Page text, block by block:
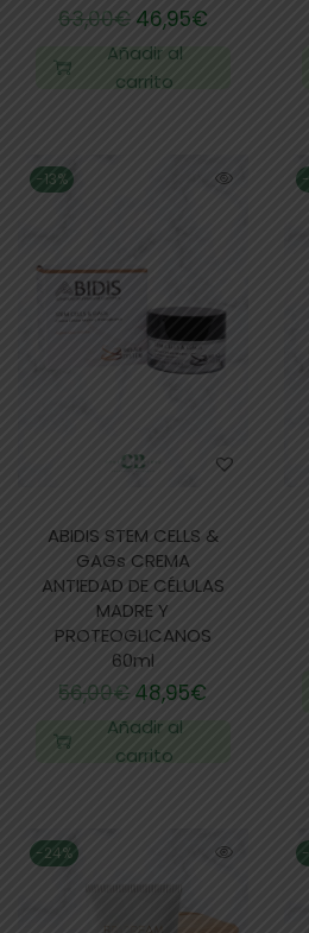
63,00€ 46,95€
Añadir al
carrito
-13%
ABIDIS STEM CELLS &
GAGs CREMA
ANTIEDAD DE CÉLULAS
MADRE Y
PROTEOGLICANOS
60ml
56,00€48,95€
Añadir al
carrito
-24%